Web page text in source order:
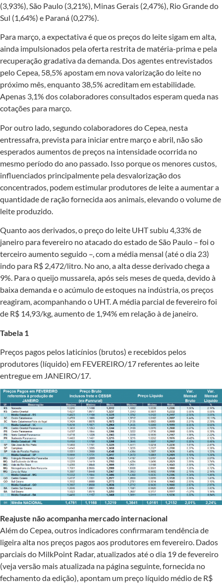
(3,93%), São Paulo (3,21%), Minas Gerais (2,47%), Rio Grande do
Sul (1,64%) e Paraná (0,27%).
Para março, a expectativa é que os preços do leite sigam em alta,
ainda impulsionados pela oferta restrita de matéria-prima e pela
recuperação gradativa da demanda. Dos agentes entrevistados
pelo Cepea, 58,5% apostam em nova valorização do leite no
próximo mês, enquanto 38,5% acreditam em estabilidade.
Apenas 3,1% dos colaboradores consultados esperam queda nas
cotações para março.
Por outro lado, segundo colaboradores do Cepea, nesta
entressafra, prevista para iniciar entre março e abril, não são
esperados aumentos de preços na intensidade ocorrida no
mesmo período do ano passado. Isso porque os menores custos,
influenciados principalmente pela desvalorização dos
concentrados, podem estimular produtores de leite a aumentar a
quantidade de ração fornecida aos animais, elevando o volume de
leite produzido.
Quanto aos derivados, o preço do leite UHT subiu 4,33% de
janeiro para fevereiro no atacado do estado de São Paulo – foi o
terceiro aumento seguido –, com a média mensal (até o dia 23)
indo para R$ 2,472/litro. No ano, a alta desse derivado chega a
9%. Para o queijo mussarela, após seis meses de queda, devido à
baixa demanda e o acúmulo de estoques na indústria, os preços
reagiram, acompanhando o UHT. A média parcial de fevereiro foi
de R$ 14,93/kg, aumento de 1,94% em relação à de janeiro.
Tabela 1
Preços pagos pelos laticínios (brutos) e recebidos pelos
produtores (líquido) em FEVEREIRO/17 referentes ao leite
entregue em JANEIRO/17.
Reajuste não acompanha mercado internacional
Além do Cepea, outros indicadores confirmaram tendência de
ligeira alta nos preços pagos aos produtores em fevereiro. Dados
parciais do MilkPoint Radar, atualizados até o dia 19 de fevereiro
(veja versão mais atualizada na página seguinte, fornecida no
fechamento da edição), apontam um preço líquido médio de R$